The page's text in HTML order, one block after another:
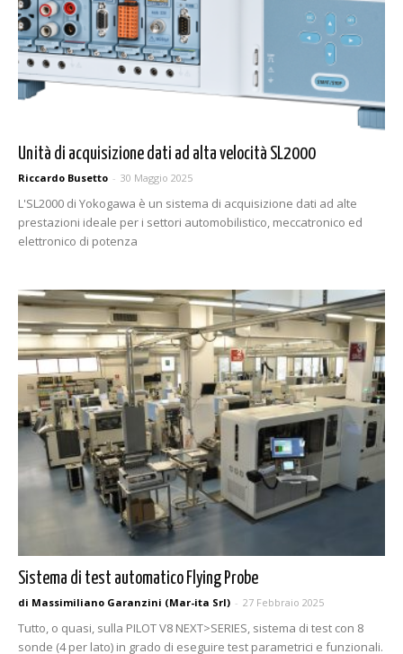
Unità di acquisizione dati ad alta velocità SL2000
Riccardo Busetto - 30 Maggio 2025
L'SL2000 di Yokogawa è un sistema di acquisizione dati ad alte
prestazioni ideale per i settori automobilistico, meccatronico ed
elettronico di potenza
Sistema di test automatico Flying Probe
di Massimiliano Garanzini (Mar-ita Srl) - 27 Febbraio 2025
Tutto, o quasi, sulla PILOT V8 NEXT>SERIES, sistema di test con 8
sonde (4 per lato) in grado di eseguire test parametrici e funzionali.